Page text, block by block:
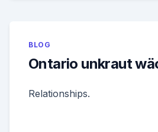
BLOG
Ontario unkraut
Relationships.